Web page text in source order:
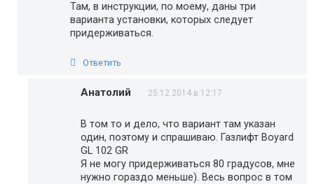
Там, в инструкции, по моему, даны три
варианта установки, которых следует
придерживаться.
Ответить
Анатолий 25.12.2014 в 12:17
В том то и дело, что вариант там указан
один, поэтому и спрашиваю. Газлифт Boyard
GL 102 GR
Я не могу придерживаться 80 градусов, мне
нужно гораздо меньше). Весь вопрос в том